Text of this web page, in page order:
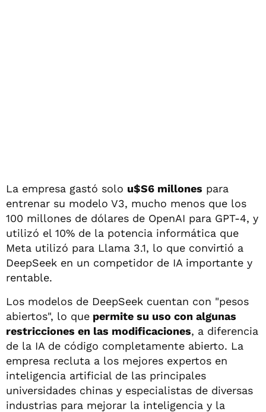
La empresa gastó solo u$S6 millones para
entrenar su modelo V3, mucho menos que los
100 millones de dólares de OpenAI para GPT-4, y
utilizó el 10% de la potencia informática que
Meta utilizó para Llama 3.1, lo que convirtió a
DeepSeek en un competidor de IA importante y
rentable.
Los modelos de DeepSeek cuentan con "pesos
abiertos", lo que permite su uso con algunas
restricciones en las modificaciones, a diferencia
de la IA de código completamente abierto. La
empresa recluta a los mejores expertos en
inteligencia artificial de las principales
universidades chinas y especialistas de diversas
industrias para mejorar la inteligencia y la